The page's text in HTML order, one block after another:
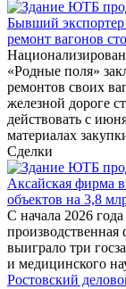
Бывший экспортер
ремонт вагонов
«Родные поля»
ремонтов своих
железной дороге
действовать с
материалах
Сделки
Аксайская фирма
объектов на 3,8
С начала 2026
выиграло три
и медицинского
Ростовский